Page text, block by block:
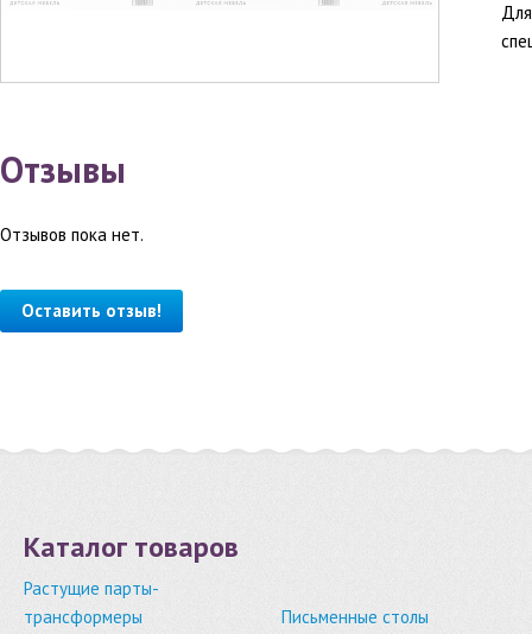
Отзывы
Отзывов пока нет.
Оставить отзыв!
Каталог товаров
Растущие парты-
трансформеры
Письменные столы